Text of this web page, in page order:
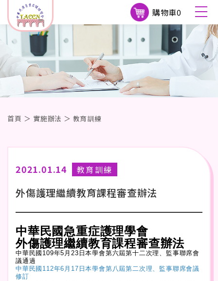
購物車0
首頁 ＞ 實施辦法 ＞ 教育訓練
2021.01.14 教育訓練
外傷護理繼續教育課程審查辦法
中華民國急重症護理學會
外傷護理繼續教育課程審查辦法
中華民國109年5月23日本學會第六屆第十二次理、監事聯席會
議通過
中華民國112年6月17日本學會第八屆第二次理、監事聯席會議
修訂